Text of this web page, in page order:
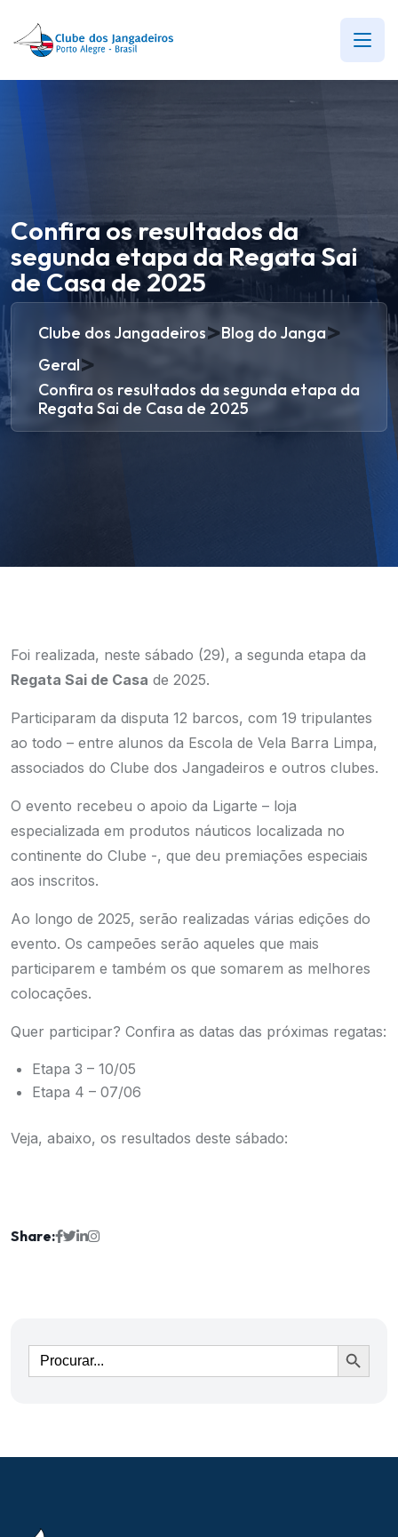
Confira os resultados da
segunda etapa da Regata Sai
de Casa de 2025
Clube dos Jangadeiros>Blog do Janga>
Geral>
Confira os resultados da segunda etapa da
Regata Sai de Casa de 2025
Foi realizada, neste sábado (29), a segunda etapa da
Regata Sai de Casa de 2025.
Participaram da disputa 12 barcos, com 19 tripulantes
ao todo – entre alunos da Escola de Vela Barra Limpa,
associados do Clube dos Jangadeiros e outros clubes.
O evento recebeu o apoio da Ligarte – loja
especializada em produtos náuticos localizada no
continente do Clube -, que deu premiações especiais
aos inscritos.
Ao longo de 2025, serão realizadas várias edições do
evento. Os campeões serão aqueles que mais
participarem e também os que somarem as melhores
colocações.
Quer participar? Confira as datas das próximas regatas:
Etapa 3 – 10/05
Etapa 4 – 07/06
Veja, abaixo, os resultados deste sábado:
Share:
Ir